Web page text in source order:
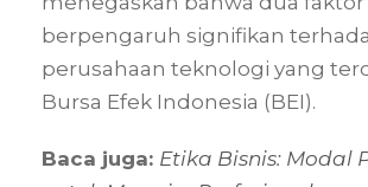
berpengaruh signifikan
perusahaan teknologi yang
Bursa Efek Indonesia (BEI).
Baca juga: Etika Bisnis: Modal